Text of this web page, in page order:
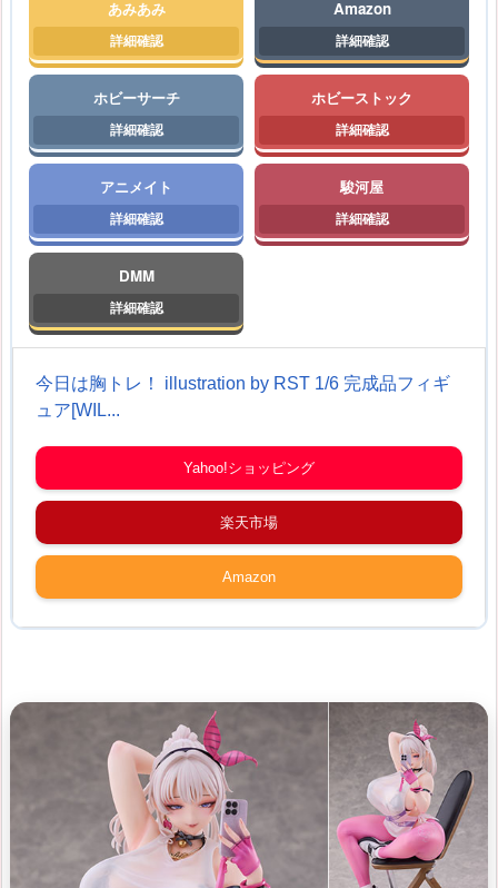
あみあみ Amazon
ホビーサーチ ホビーストック
アニメイト 駿河屋
DMM
今日は胸トレ！ illustration by RST 1/6 完成品フィギ
ュア[WIL...
Yahoo!ショッピング
楽天市場
Amazon